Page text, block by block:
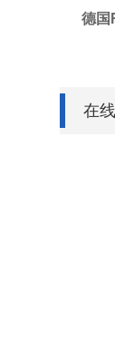
德国
在